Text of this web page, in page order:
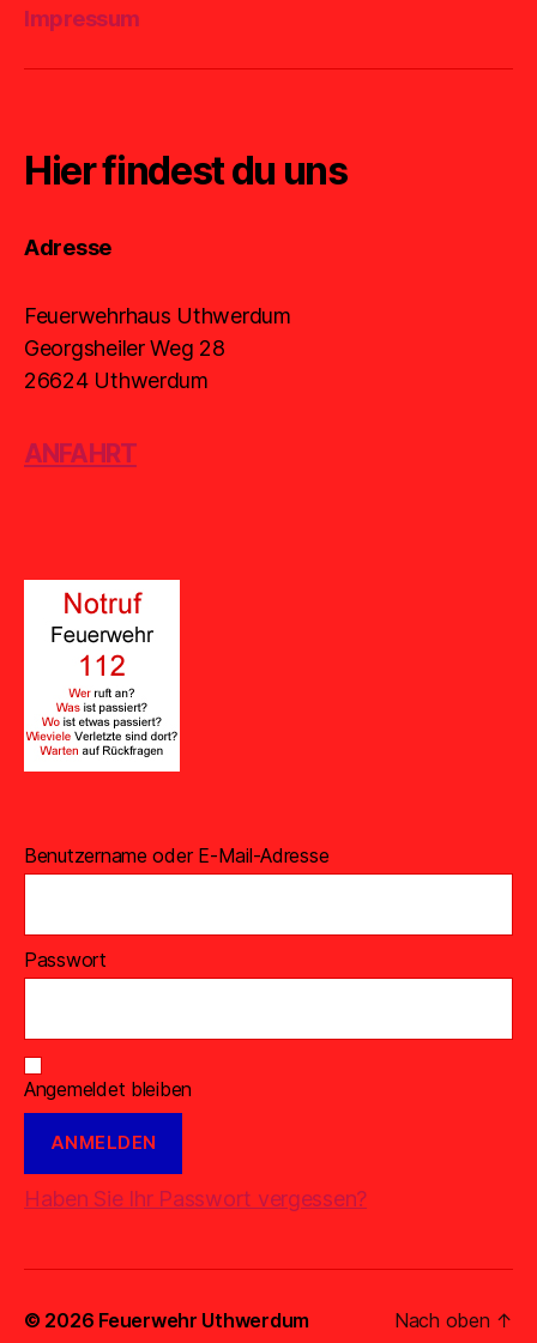
Impressum
Hier findest du uns
Adresse
Feuerwehrhaus Uthwerdum
Georgsheiler Weg 28
26624 Uthwerdum
ANFAHRT
Benutzername oder E-Mail-Adresse
Passwort
Angemeldet bleiben
Haben Sie Ihr Passwort vergessen?
© 2026 Feuerwehr Uthwerdum Nach oben ↑